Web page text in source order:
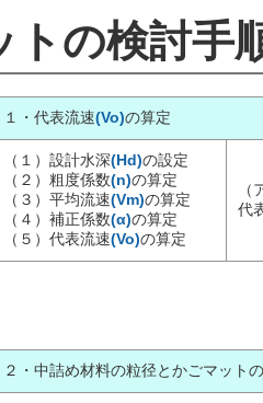
トの検討手
１・代表流速(Vo)の算定
（１）設計水深(Hd)の設定
（２）粗度係数(n)の算定
（３）平均流速(Vm)の算定
（４）補正係数(α)の算定
（５）代表流速(Vo)の算定
代
２・中詰め材料の粒径とかごマット